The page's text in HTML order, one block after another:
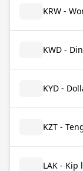
KRW -
KWD -
KYD -
KZT -
LAK - Kip